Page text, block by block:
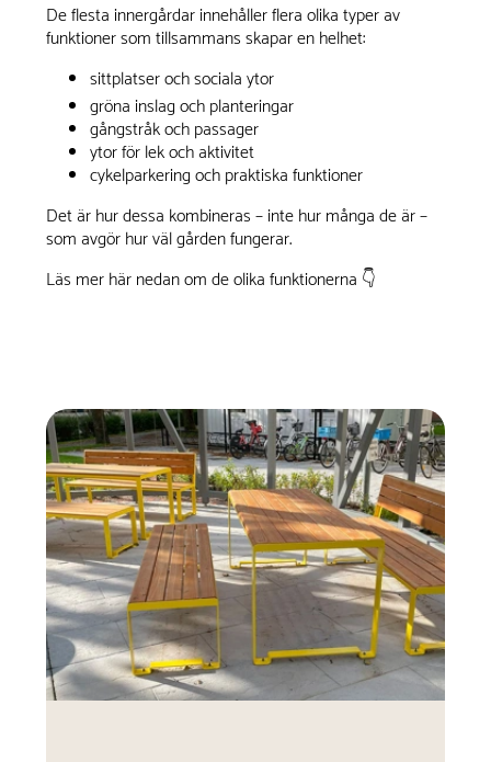
De flesta innergårdar innehåller flera olika typer av
funktioner som tillsammans skapar en helhet:
sittplatser och sociala ytor
gröna inslag och planteringar
gångstråk och passager
ytor för lek och aktivitet
cykelparkering och praktiska funktioner
Det är hur dessa kombineras – inte hur många de är –
som avgör hur väl gården fungerar.
Läs mer här nedan om de olika funktionerna 👇